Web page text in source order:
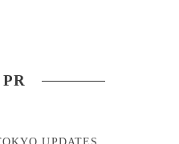
UPDATES